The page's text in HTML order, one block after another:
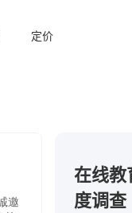
定价
在线
度调查